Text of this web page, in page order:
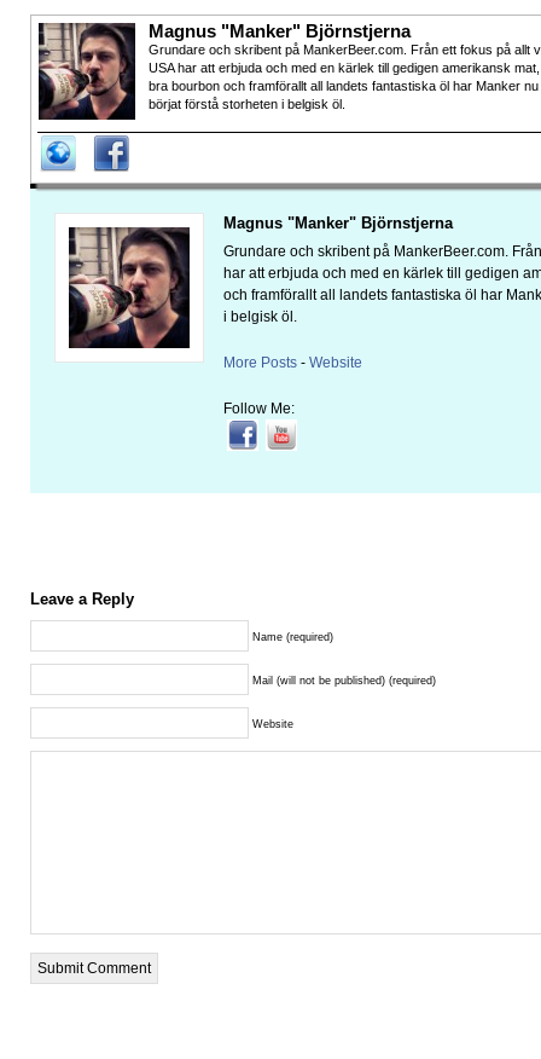
Magnus "Manker" Björnstjerna
Grundare och skribent på MankerBeer.com. Från ett fokus på allt
USA har att erbjuda och med en kärlek till gedigen amerikansk mat,
bra bourbon och framförallt all landets fantastiska öl har Manker nu
börjat förstå storheten i belgisk öl.
Magnus "Manker" Björnstjerna
Grundare och skribent på MankerBeer.com.
har att erbjuda och med en kärlek till gedigen
och framförallt all landets fantastiska öl har
i belgisk öl.
More Posts - Website
Follow Me:
Leave a Reply
Name (required)
Mail (will not be published) (required)
Website